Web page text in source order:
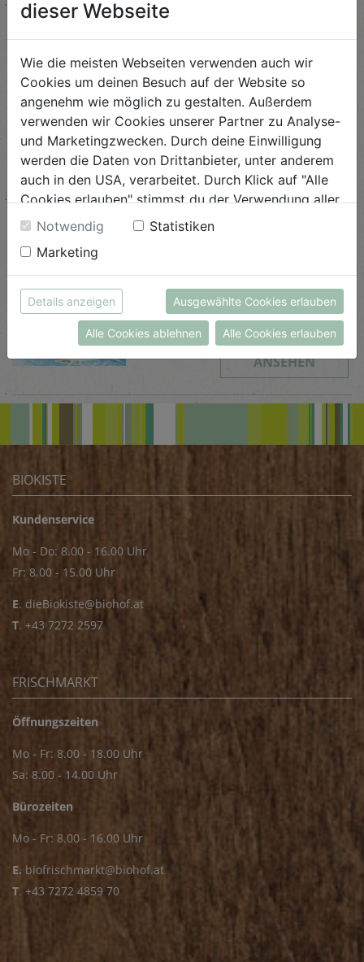
leicht
Zwetschken-Bruschetta
Schwierigkeit
leicht
ANSEHEN
Gorgonzolasauce
Schwierigkeit
leicht
ANSEHEN
BIOKISTE
Kundenservice
Mo - Do: 8.00 - 16.00 Uhr
Fr: 8.00 - 15.00 Uhr
E. dieBiokiste@biohof.at
T. +43 7272 2597
FRISCHMARKT
Öffnungszeiten
Mo - Fr: 8.00 - 18.00 Uhr
Sa: 8.00 - 14.00 Uhr
Bürozeiten
Mo - Fr: 8.00 - 16.00 Uhr
E. biofrischmarkt@biohof.at
T. +43 7272 4859 70
dieser Webseite
Wie die meisten Webseiten verwenden auch wir
Cookies um deinen Besuch auf der Website so
angenehm wie möglich zu gestalten. Außerdem
verwenden wir Cookies unserer Partner zu Analyse-
und Marketingzwecken. Durch deine Einwilligung
werden die Daten von Drittanbieter, unter anderem
auch in den USA, verarbeitet. Durch Klick auf "Alle
Cookies erlauben" stimmst du der Verwendung aller
Cookies zu. Unter "Details anzeigen" findest du alle
Infos zu den unterschiedlichen Cookies, du kannst
auch entscheiden, welche Cookies du erlauben
möchtest.
Weitere Informationen findest du in unserer
Datenschutzerklärungbzw. imImpressum
Notwendig
Statistiken
Marketing
Details anzeigen Ausgewählte Cookies erlauben
Alle Cookies ablehnen Alle Cookies erlauben